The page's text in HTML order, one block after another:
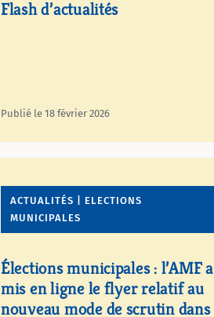
Flash d’actualités
Publié le 18 février 2026
ACTUALITÉS | ELECTIONS
MUNICIPALES
Élections municipales : l’AMF a
mis en ligne le flyer relatif au
nouveau mode de scrutin dans